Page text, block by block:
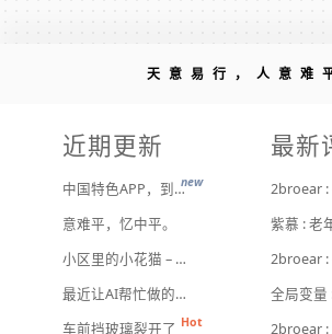
天意易行，人意难
近期更新
中国特色APP，到底谁来治？new
意难平，忆中平。
小区里的小花猫 – 日常记事（二百二十）
最近让AI帮忙做的一些事
车前挡玻璃裂开了
最新